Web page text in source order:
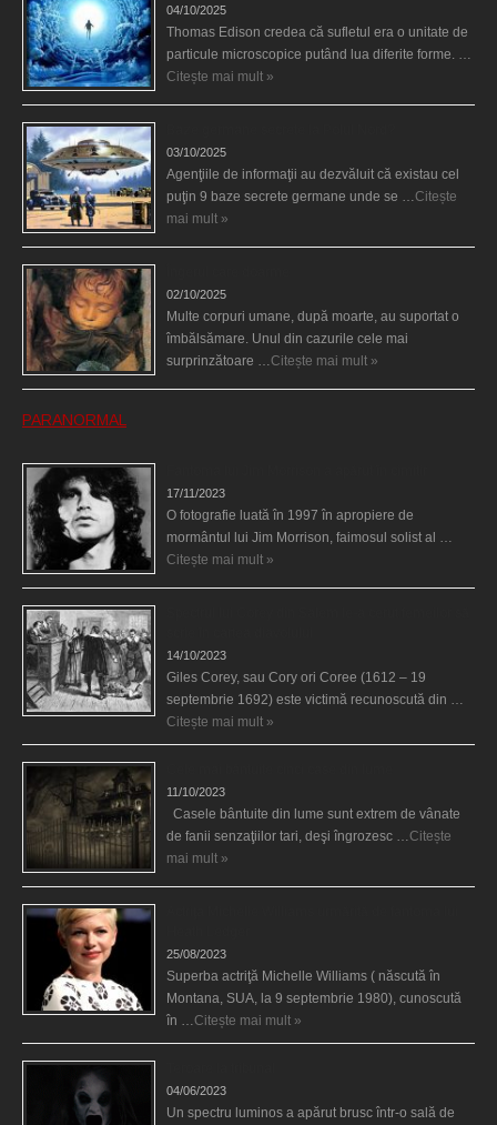
04/10/2025
Thomas Edison credea că sufletul era o unitate de
particule microscopice putând lua diferite forme. …
Citește mai mult »
03/10/2025
Agenţiile de informaţii au dezvăluit că existau cel
puţin 9 baze secrete germane unde se …Citește
mai mult »
02/10/2025
Multe corpuri umane, după moarte, au suportat o
îmbălsămare. Unul din cazurile cele mai
surprinzătoare …Citește mai mult »
PARANORMAL
17/11/2023
O fotografie luată în 1997 în apropiere de
mormântul lui Jim Morrison, faimosul solist al …
Citește mai mult »
14/10/2023
Giles Corey, sau Cory ori Coree (1612 – 19
septembrie 1692) este victimă recunoscută din …
Citește mai mult »
11/10/2023
Casele bântuite din lume sunt extrem de vânate
de fanii senzaţiilor tari, deşi îngrozesc …Citește
mai mult »
25/08/2023
Superba actriţă Michelle Williams ( născută în
Montana, SUA, la 9 septembrie 1980), cunoscută
în …Citește mai mult »
04/06/2023
Un spectru luminos a apărut brusc într-o sală de